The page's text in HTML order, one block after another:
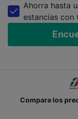
Ahorra hasta
estancias con
Compara los